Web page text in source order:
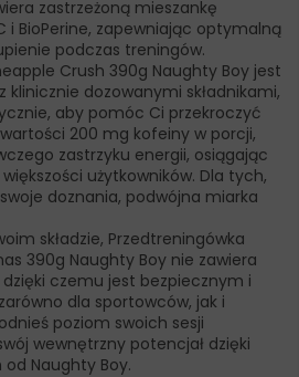
zastrzeżoną mieszankę
i BioPerine, zapewniając optymalną
podczas treningów.
Crush 390g Naughty Boy jest
dozowanymi składnikami,
aby pomóc Ci przekroczyć
200 mg kofeiny w porcji,
zastrzyku energii, osiągając
użytkowników. Dla tych,
doznania, podwójna miarka
składzie, Przedtreningówka
390g Naughty Boy nie zawiera
czemu jest bezpiecznym i
dla sportowców, jak i
poziom swoich sesji
wewnętrzny potencjał dzięki
od Naughty Boy.